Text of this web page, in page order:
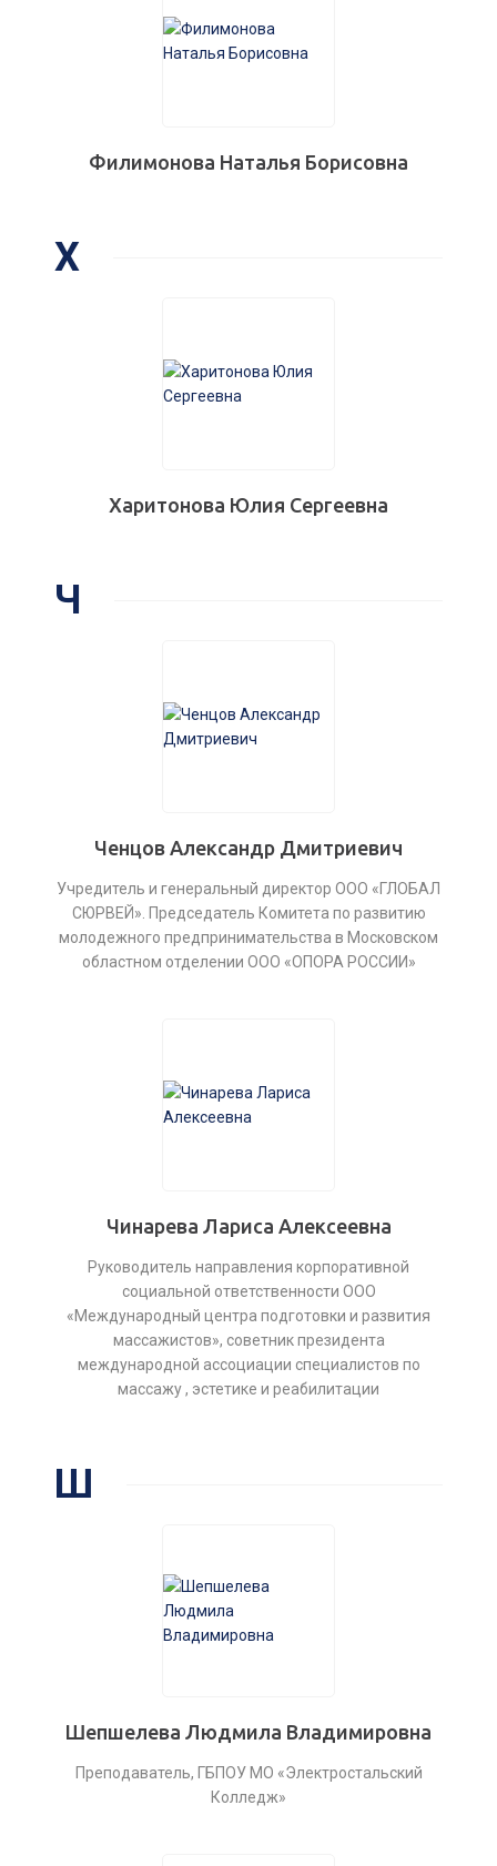
Филимонова Наталья Борисовна
Х
Харитонова Юлия Сергеевна
Ч
Ченцов Александр Дмитриевич
Учредитель и генеральный директор ООО «ГЛОБАЛ
СЮРВЕЙ». Председатель Комитета по развитию
молодежного предпринимательства в Московском
областном отделении ООО «ОПОРА РОССИИ»
Чинарева Лариса Алексеевна
Руководитель направления корпоративной
социальной ответственности ООО
«Международный центра подготовки и развития
массажистов», советник президента
международной ассоциации специалистов по
массажу , эстетике и реабилитации
Ш
Шепшелева Людмила Владимировна
Преподаватель, ГБПОУ МО «Электростальский
Колледж»